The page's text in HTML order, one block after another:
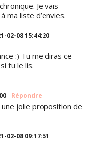
Je vais
ma liste d’envies.
02-08 15:44:20
:) Tu me diras ce
tu le lis.
Répondre
jolie proposition de
02-08 09:17:51